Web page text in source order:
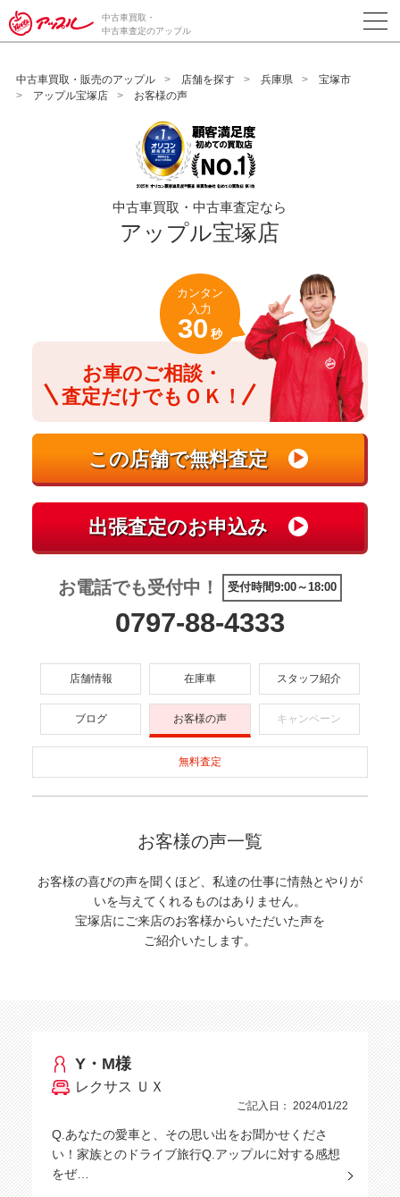
/*ABテスト_新規査定フォームの為のCVボタン*/
中古車買取・
中古車査定のアップル
中古車買取・販売のアップル 店舗を探す 兵庫県
宝塚市
アップル宝塚店
お客様の声
中古車買取・中古車査定なら
アップル宝塚店
お車のご相談・
査定だけでもＯＫ！
カンタン
入力
30 秒
お電話でも受付中！ 受付時間9:00～18:00
0797-88-4333
店舗情報 在庫車 スタッフ紹介
ブログ お客様の声 キャンペーン
無料査定
お客様の声一覧
お客様の喜びの声を聞くほど、私達の仕事に情熱とやりが
いを与えてくれるものはありません。
宝塚店にご来店のお客様からいただいた声を
ご紹介いたします。
Y・M様
レクサス ＵＸ
ご記入日： 2024/01/22
Q.あなたの愛車と、その思い出をお聞かせくださ
い！家族とのドライブ旅行Q.アップルに対する感想
をぜ…